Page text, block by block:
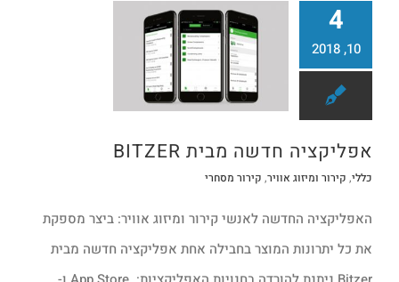
4
10, 2018
אפליקציה חדשה מבית BITZER
כללי, קירור ומיזוג אוויר, קירור מסחרי
האפליקציה החדשה לאנשי קירור ומיזוג אוויר: ביצר מספקת
את כל יתרונות המוצר בחבילה אחת אפליקציה חדשה מבית